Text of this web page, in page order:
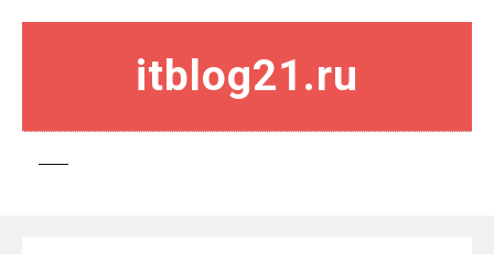
itblog21.ru